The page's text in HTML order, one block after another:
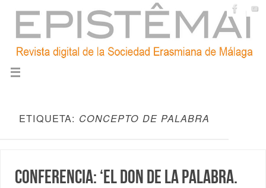
ETIQUETA: CONCEPTO DE PALABRA
Conferencia: ‘El don de la palabra.